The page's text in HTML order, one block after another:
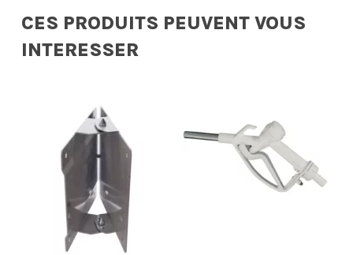
CES PRODUITS PEUVENT VOUS
INTERESSER